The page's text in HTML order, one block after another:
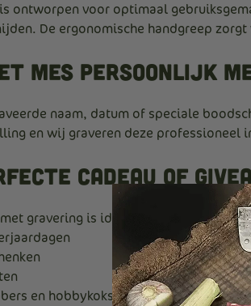
ontworpen voor optimaal
De ergonomische handgreep
mes persoonlijk
naam, datum of speciale
en wij graveren deze professioneel
cadeau of
gravering is ideaal voor:
en hobbykoks